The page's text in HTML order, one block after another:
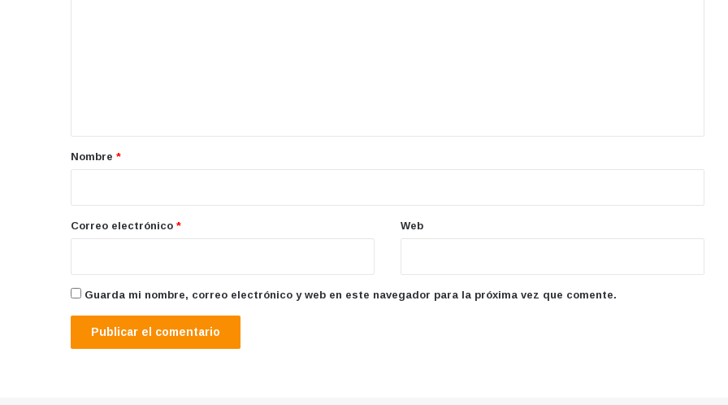
r
*
Nombre *
Correo electrónico * Web
Guarda mi nombre, correo electrónico y web en este navegador para la próxima vez que comente.